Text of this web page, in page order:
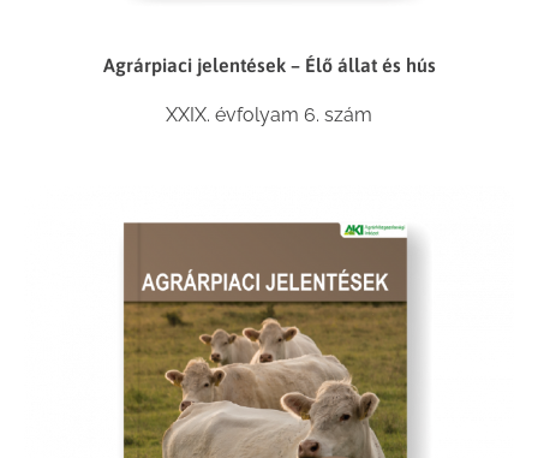
Agrárpiaci jelentések – Élő állat és hús
XXIX. évfolyam 6. szám